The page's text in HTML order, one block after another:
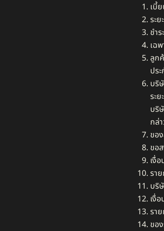
เบี้
ระ
ชำ
เฉ
ลูก
ปร
บริ
ระ
บริ
กล่
ขอ
ขอ
เงื่
รา
บริ
เงื่
รา
ขอ